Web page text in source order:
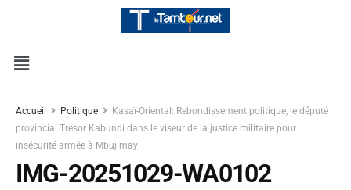
Accueil Politique
Kasaï-Oriental: Rebondissement politique, le député
provincial Trésor Kabundi dans le viseur de la justice militaire pour
insécurité armée à Mbujimayi
IMG-20251029-WA0102